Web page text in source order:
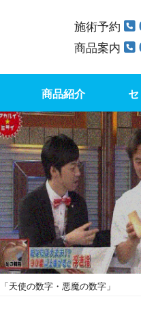
施術予約
商品案内
商品紹介
天使の数字・悪魔の数字」